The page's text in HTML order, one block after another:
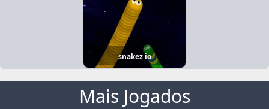
snakez io
Mais Jogados